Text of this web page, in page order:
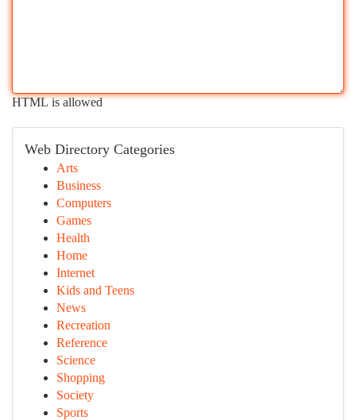
HTML is allowed
Web Directory Categories
Arts
Business
Computers
Games
Health
Home
Internet
Kids and Teens
News
Recreation
Reference
Science
Shopping
Society
Sports